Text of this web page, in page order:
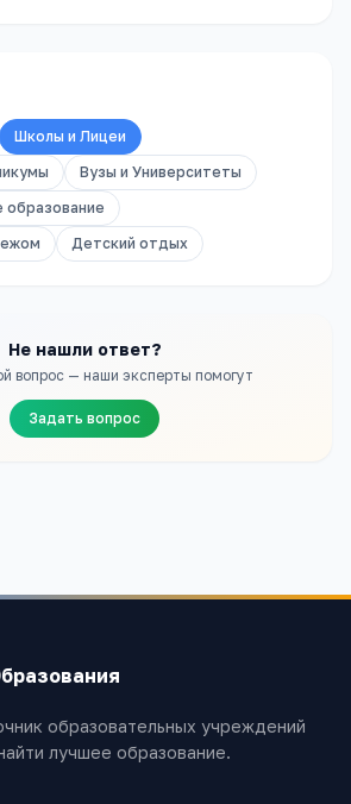
Школы и Лицеи
Вузы и Университеты
образование
Детский отдых
Не нашли ответ?
вопрос — наши эксперты помогут
Задать вопрос
образовательных учреждений
лучшее образование.